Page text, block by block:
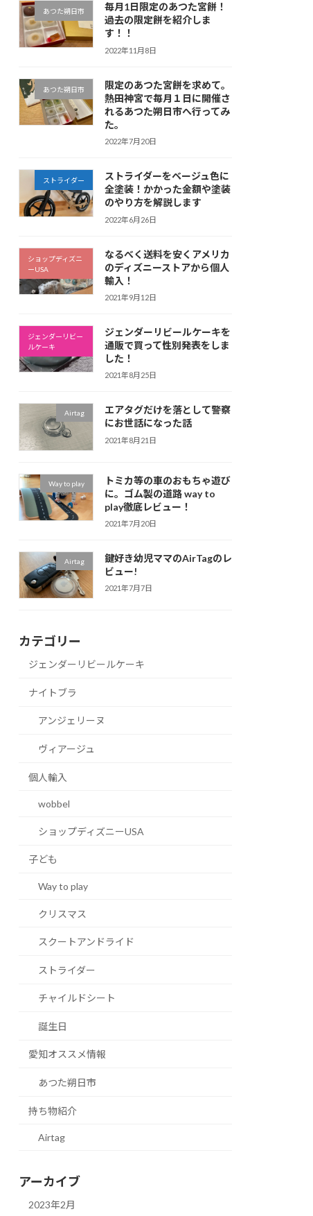
あつた朔日市
毎月1日限定のあつた宮餅！
過去の限定餅を紹介しま
す！！
2022年11月8日
あつた朔日市
限定のあつた宮餅を求めて。
熱田神宮で毎月１日に開催さ
れるあつた朔日市へ行ってみ
た。
2022年7月20日
ストライダー
ストライダーをベージュ色に
全塗装！かかった金額や塗装
のやり方を解説します
2022年6月26日
ショップディズニ
ーUSA
なるべく送料を安くアメリカ
のディズニーストアから個人
輸入！
2021年9月12日
ジェンダーリビー
ルケーキ
ジェンダーリビールケーキを
通販で買って性別発表をしま
した！
2021年8月25日
Airtag
エアタグだけを落として警察
にお世話になった話
2021年8月21日
Way to play
トミカ等の車のおもちゃ遊び
に。ゴム製の道路 way to
play徹底レビュー！
2021年7月20日
Airtag
鍵好き幼児ママのAirTagのレ
ビュー!
2021年7月7日
カテゴリー
ジェンダーリビールケーキ
ナイトブラ
アンジェリーヌ
ヴィアージュ
個人輸入
wobbel
ショップディズニーUSA
子ども
Way to play
クリスマス
スクートアンドライド
ストライダー
チャイルドシート
誕生日
愛知オススメ情報
あつた朔日市
持ち物紹介
Airtag
アーカイブ
2023年2月